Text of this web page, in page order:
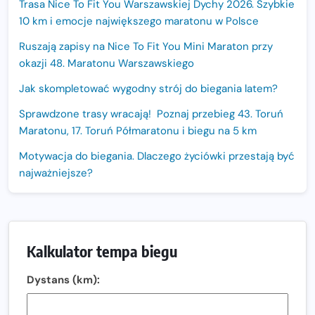
Trasa Nice To Fit You Warszawskiej Dychy 2026. Szybkie
10 km i emocje największego maratonu w Polsce
Ruszają zapisy na Nice To Fit You Mini Maraton przy
okazji 48. Maratonu Warszawskiego
Jak skompletować wygodny strój do biegania latem?
Sprawdzone trasy wracają! Poznaj przebieg 43. Toruń
Maratonu, 17. Toruń Półmaratonu i biegu na 5 km
Motywacja do biegania. Dlaczego życiówki przestają być
najważniejsze?
Sprawdzony przebieg i profil stworzony do szybkiego
biegania
Kalkulator tempa biegu
Dystans (km):